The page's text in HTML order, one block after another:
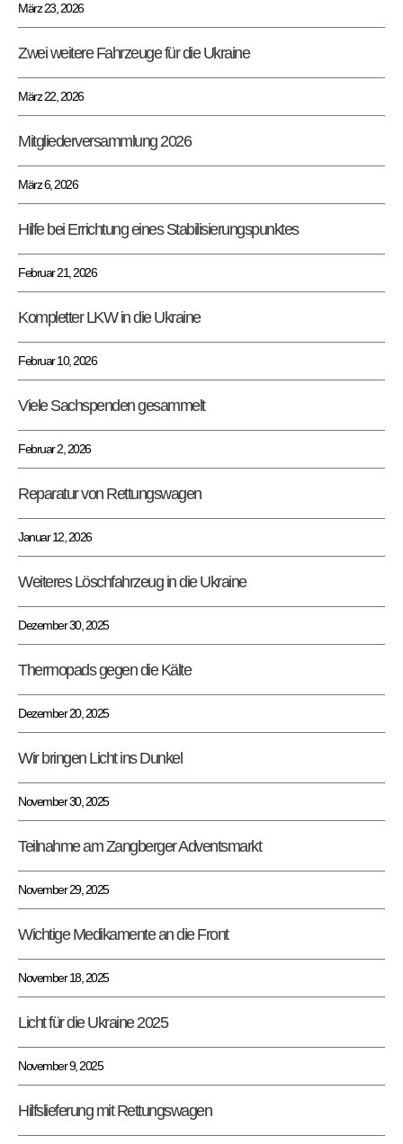
März 23, 2026
Zwei weitere Fahrzeuge für die Ukraine
März 22, 2026
Mitgliederversammlung 2026
März 6, 2026
Hilfe bei Errichtung eines Stabilisierungspunktes
Februar 21, 2026
Kompletter LKW in die Ukraine
Februar 10, 2026
Viele Sachspenden gesammelt
Februar 2, 2026
Reparatur von Rettungswagen
Januar 12, 2026
Weiteres Löschfahrzeug in die Ukraine
Dezember 30, 2025
Thermopads gegen die Kälte
Dezember 20, 2025
Wir bringen Licht ins Dunkel
November 30, 2025
Teilnahme am Zangberger Adventsmarkt
November 29, 2025
Wichtige Medikamente an die Front
November 18, 2025
Licht für die Ukraine 2025
November 9, 2025
Hilfslieferung mit Rettungswagen